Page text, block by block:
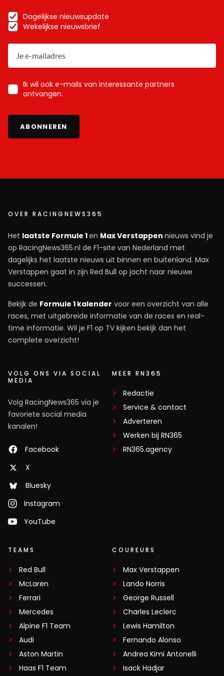
Dagelijkse nieuwsupdate
Wekelijkse nieuwsbrief
Ik wil ook e-mails van interessante partners
ontvangen.
ABONNEREN
OVER RACINGNEWS365
Het laatste Formule 1en Max Verstappen nieuws vind je
op RacingNews365.nl de F1-site van Nederland met
dagelijks het laatste nieuws uit binnen en buitenland. Max
Verstappen gaat in zijn Red Bull op jacht naar nieuwe
successen.
Bekijk de Formule 1 kalender voor een overzicht van alle
races, met uitgebreide informatie van de races en real-
time informatie. Wil je F1 op TV kijken bekijk dan het
complete overzicht!
VOLG ONS VIA SOCIAL
MEDIA
Volg RacingNews365 via je
favoriete social media
kanalen!
Facebook
X
Bluesky
Instagram
YouTube
MEER RN365
Redactie
Service & contact
Adverteren
Werken bij RN365
RN365.agency
TEAMS
Red Bull
McLaren
Ferrari
Mercedes
Alpine F1 Team
Audi
Aston Martin
Haas F1 Team
COUREURS
Max Verstappen
Lando Norris
George Russell
Charles Leclerc
Lewis Hamilton
Fernando Alonso
Andrea Kimi Antonelli
Isack Hadjar